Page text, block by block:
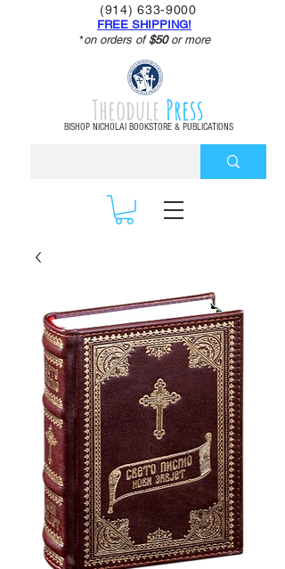
Theodule Press
BISHOP NICHOLAI BOOKSTORE & PUBLICATIONS
(914) 633-9000
FREE SHIPPING!
*on orders of$50or more